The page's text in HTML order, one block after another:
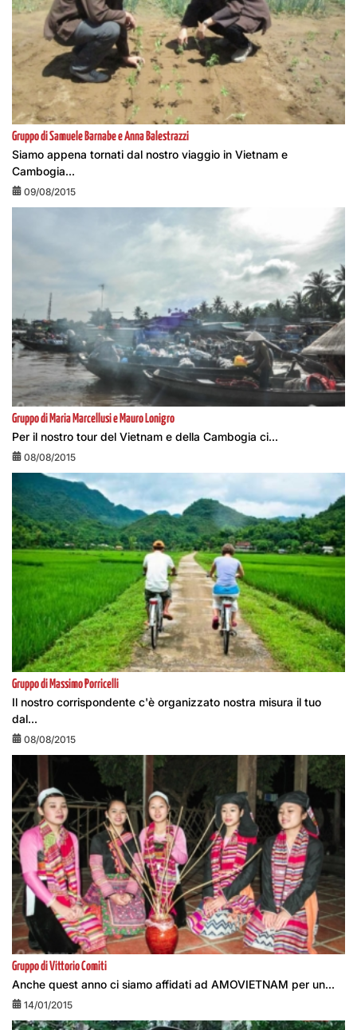
Gruppo di Samuele Barnabe e Anna Balestrazzi
Siamo appena tornati dal nostro viaggio in Vietnam e
Cambogia...
09/08/2015
Gruppo di Maria Marcellusi e Mauro Lonigro
Per il nostro tour del Vietnam e della Cambogia ci...
08/08/2015
Gruppo di Massimo Porricelli
Il nostro corrispondente c'è organizzato nostra misura il tuo
dal...
08/08/2015
Gruppo di Vittorio Comiti
Anche quest anno ci siamo affidati ad AMOVIETNAM per un...
14/01/2015